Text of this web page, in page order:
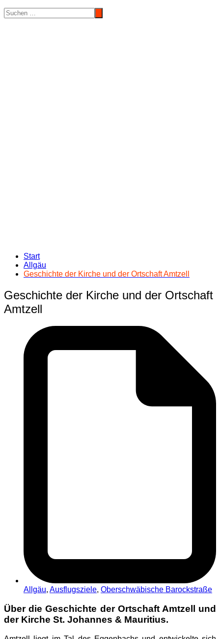
Start
Allgäu
Geschichte der Kirche und der Ortschaft Amtzell
Geschichte der Kirche und der Ortschaft
Amtzell
Allgäu, Ausflugsziele, Oberschwäbische Barockstraße
Über die Geschichte der Ortschaft Amtzell und
der Kirche St. Johannes & Mauritius.